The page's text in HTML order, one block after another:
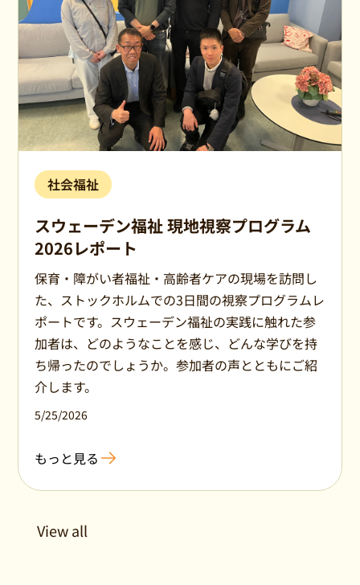
社会福祉
スウェーデン福祉 現地視察プログラム
2026レポート
保育・障がい者福祉・高齢者ケアの現場を訪問し
た、ストックホルムでの3日間の視察プログラムレ
ポートです。スウェーデン福祉の実践に触れた参
加者は、どのようなことを感じ、どんな学びを持
ち帰ったのでしょうか。参加者の声とともにご紹
介します。
5/25/2026
もっと見る
View all